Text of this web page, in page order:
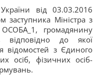
від 03.03.2016
Міністра з
ОСОБА_1, громадянину
відповідно до якої
відомостей з Єдиного
осіб, фізичних осіб-